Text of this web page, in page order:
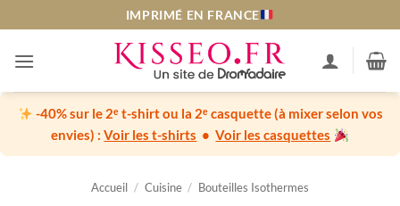
au
contenu
IMPRIMÉ EN FRANCE
-40% sur le 2ᵉ t-shirt ou la 2ᵉ casquette(à mixer selon vos
envies) :Voir les t-shirts •Voir les casquettes
Accueil / Cuisine / Bouteilles Isothermes